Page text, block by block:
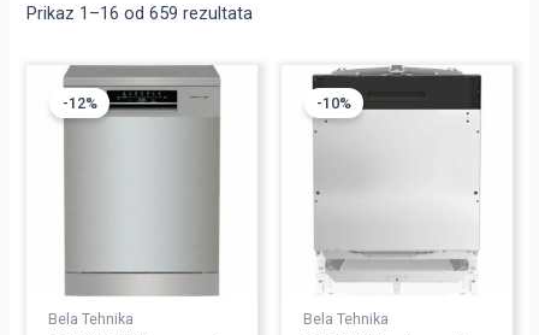
Prikaz 1–16 od 659 rezultata
-12%
Bela Tehnika
Originalna
cena
je
Trenutna
cena
je:
-10%
Bela Tehnika
Originalna
Trenutna
37.990,00